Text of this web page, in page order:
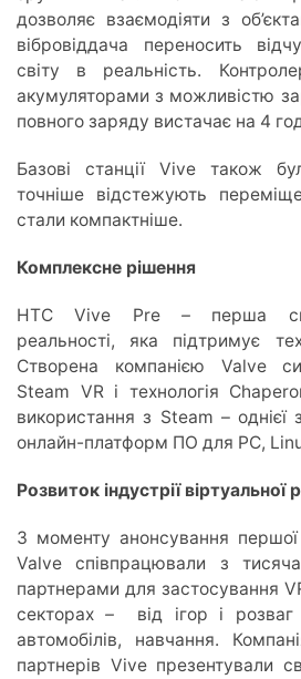
дозволяє взаємодіяти з
вібровіддача переносить
світу в реальність.
акумуляторами з можливістю
повного заряду вистачає на 4
Базові станції Vive також
точніше відстежують
стали компактніше.
Комплексне рішення
HTC Vive Pre – перша
реальності, яка підтримує
Створена компанією Valve
Steam VR і технологія
використання з Steam – однієї
онлайн-платформ ПО для PC,
Розвиток індустрії віртуальної
З моменту анонсування
Valve співпрацювали з
партнерами для застосування
секторах–
від ігор і
автомобілів, навчання.
партнерів Vive презентували